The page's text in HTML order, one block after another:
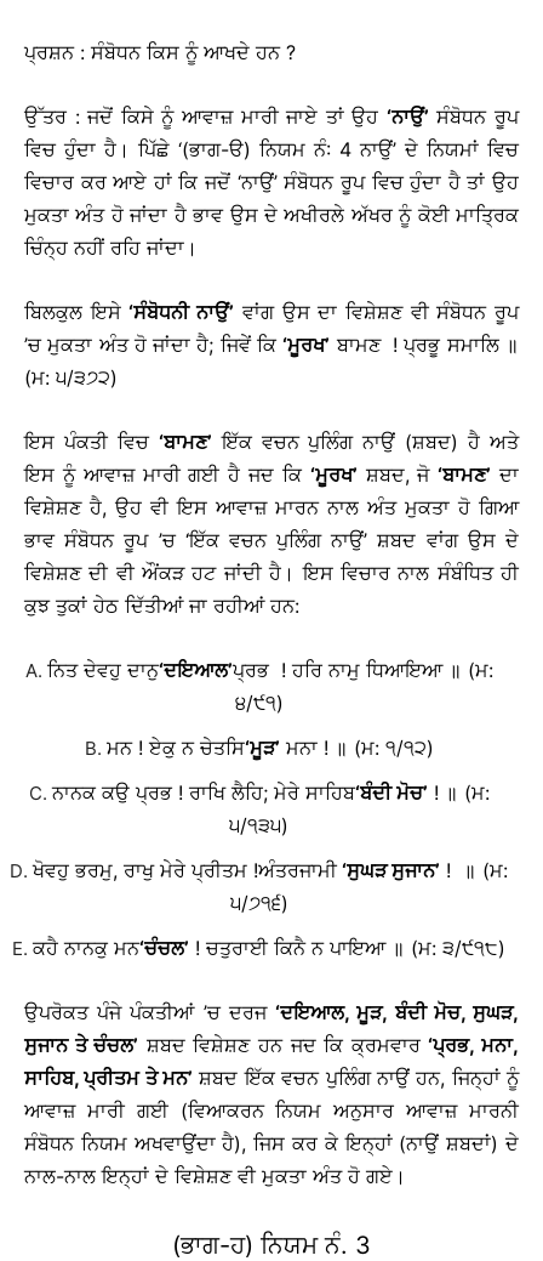
ਪ੍ਰਸ਼ਨ : ਸੰਬੋਧਨ ਕਿਸ ਨੂੰ ਆਖਦੇ ਹਨ ?
ਉੱਤਰ : ਜਦੋਂ ਕਿਸੇ ਨੂੰ ਆਵਾਜ਼ ਮਾਰੀ ਜਾਏ ਤਾਂ ਉਹ ‘ਨਾਉਂ’ ਸੰਬੋਧਨ ਰੂਪ
ਵਿਚ ਹੁੰਦਾ ਹੈ। ਪਿੱਛੇ ‘(ਭਾਗ-ੳ) ਨਿਯਮ ਨੰ: 4 ਨਾਉਂ’ ਦੇ ਨਿਯਮਾਂ ਵਿਚ
ਵਿਚਾਰ ਕਰ ਆਏ ਹਾਂ ਕਿ ਜਦੋਂ ‘ਨਾਉਂ’ ਸੰਬੋਧਨ ਰੂਪ ਵਿਚ ਹੁੰਦਾ ਹੈ ਤਾਂ ਉਹ
ਮੁਕਤਾ ਅੰਤ ਹੋ ਜਾਂਦਾ ਹੈ ਭਾਵ ਉਸ ਦੇ ਅਖੀਰਲੇ ਅੱਖਰ ਨੂੰ ਕੋਈ ਮਾਤ੍ਰਿਕ
ਚਿੰਨ੍ਹ ਨਹੀਂ ਰਹਿ ਜਾਂਦਾ।
ਬਿਲਕੁਲ ਇਸੇ‘ਸੰਬੋਧਨੀ ਨਾਉਂ’ ਵਾਂਗ ਉਸ ਦਾ ਵਿਸ਼ੇਸ਼ਣ ਵੀ ਸੰਬੋਧਨ ਰੂਪ
’ਚ ਮੁਕਤਾ ਅੰਤ ਹੋ ਜਾਂਦਾ ਹੈ; ਜਿਵੇਂ ਕਿ‘ਮੂਰਖ’ ਬਾਮਣ ! ਪ੍ਰਭੂ ਸਮਾਲਿ ॥
(ਮ: ੫/੩੭੨)
ਇਸ ਪੰਕਤੀ ਵਿਚ ‘ਬਾਮਣ’ ਇੱਕ ਵਚਨ ਪੁਲਿੰਗ ਨਾਉਂ (ਸ਼ਬਦ) ਹੈ ਅਤੇ
ਇਸ ਨੂੰ ਆਵਾਜ਼ ਮਾਰੀ ਗਈ ਹੈ ਜਦ ਕਿ ‘ਮੂਰਖ’ ਸ਼ਬਦ, ਜੋ‘ਬਾਮਣ’ ਦਾ
ਵਿਸ਼ੇਸ਼ਣ ਹੈ, ਉਹ ਵੀ ਇਸ ਆਵਾਜ਼ ਮਾਰਨ ਨਾਲ ਅੰਤ ਮੁਕਤਾ ਹੋ ਗਿਆ
ਭਾਵ ਸੰਬੋਧਨ ਰੂਪ ’ਚ ‘ਇੱਕ ਵਚਨ ਪੁਲਿੰਗ ਨਾਉਂ’ ਸ਼ਬਦ ਵਾਂਗ ਉਸ ਦੇ
ਵਿਸ਼ੇਸ਼ਣ ਦੀ ਵੀ ਔਂਕੜ ਹਟ ਜਾਂਦੀ ਹੈ। ਇਸ ਵਿਚਾਰ ਨਾਲ ਸੰਬੰਧਿਤ ਹੀ
ਕੁਝ ਤੁਕਾਂ ਹੇਠ ਦਿੱਤੀਆਂ ਜਾ ਰਹੀਆਂ ਹਨ:
ਨਿਤ ਦੇਵਹੁ ਦਾਨੁ‘ਦਇਆਲ’ਪ੍ਰਭ ! ਹਰਿ ਨਾਮੁ ਧਿਆਇਆ ॥ (ਮ:
੪/੯੧)
ਮਨ ! ਏਕੁ ਨ ਚੇਤਸਿ‘ਮੂੜ’ ਮਨਾ ! ॥ (ਮ: ੧/੧੨)
ਨਾਨਕ ਕਉ ਪ੍ਰਭ ! ਰਾਖਿ ਲੈਹਿ; ਮੇਰੇ ਸਾਹਿਬ‘ਬੰਦੀ ਮੋਚ’ ! ॥ (ਮ:
੫/੧੩੫)
ਖੋਵਹੁ ਭਰਮੁ, ਰਾਖੁ ਮੇਰੇ ਪ੍ਰੀਤਮ !ਅੰਤਰਜਾਮੀ‘ਸੁਘੜ ਸੁਜਾਨ’ ! ॥ (ਮ:
੫/੭੧੬)
ਕਹੈ ਨਾਨਕੁ ਮਨ‘ਚੰਚਲ’ ! ਚਤੁਰਾਈ ਕਿਨੈ ਨ ਪਾਇਆ ॥ (ਮ: ੩/੯੧੮)
ਉਪਰੋਕਤ ਪੰਜੇ ਪੰਕਤੀਆਂ ’ਚ ਦਰਜ‘ਦਇਆਲ, ਮੂੜ, ਬੰਦੀ ਮੋਚ, ਸੁਘੜ,
ਸੁਜਾਨ ਤੇ ਚੰਚਲ’ ਸ਼ਬਦ ਵਿਸ਼ੇਸ਼ਣ ਹਨ ਜਦ ਕਿ ਕ੍ਰਮਵਾਰ‘ਪ੍ਰਭ, ਮਨਾ,
ਸਾਹਿਬ, ਪ੍ਰੀਤਮ ਤੇ ਮਨ’ ਸ਼ਬਦ ਇੱਕ ਵਚਨ ਪੁਲਿੰਗ ਨਾਉਂ ਹਨ, ਜਿਨ੍ਹਾਂ ਨੂੰ
ਆਵਾਜ਼ ਮਾਰੀ ਗਈ (ਵਿਆਕਰਨ ਨਿਯਮ ਅਨੁਸਾਰ ਆਵਾਜ਼ ਮਾਰਨੀ
ਸੰਬੋਧਨ ਨਿਯਮ ਅਖਵਾਉਂਦਾ ਹੈ), ਜਿਸ ਕਰ ਕੇ ਇਨ੍ਹਾਂ (ਨਾਉਂ ਸ਼ਬਦਾਂ) ਦੇ
ਨਾਲ-ਨਾਲ ਇਨ੍ਹਾਂ ਦੇ ਵਿਸ਼ੇਸ਼ਣ ਵੀ ਮੁਕਤਾ ਅੰਤ ਹੋ ਗਏ।
(ਭਾਗ-ਹ) ਨਿਯਮ ਨੰ. 3